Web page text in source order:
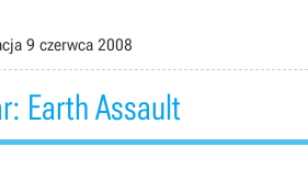
9 czerwca 2008
Earth Assault